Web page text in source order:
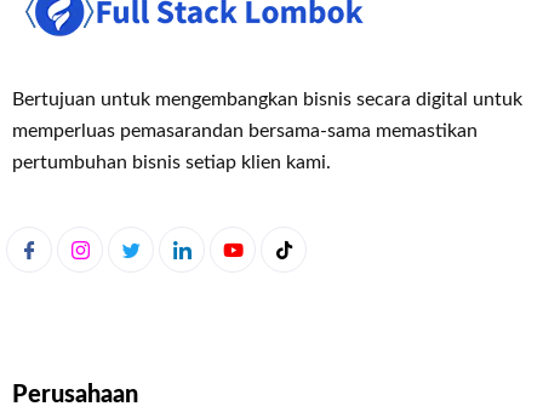
Bertujuan untuk mengembangkan bisnis secara digital untuk
memperluas pemasarandan bersama-sama memastikan
pertumbuhan bisnis setiap klien kami.
Perusahaan